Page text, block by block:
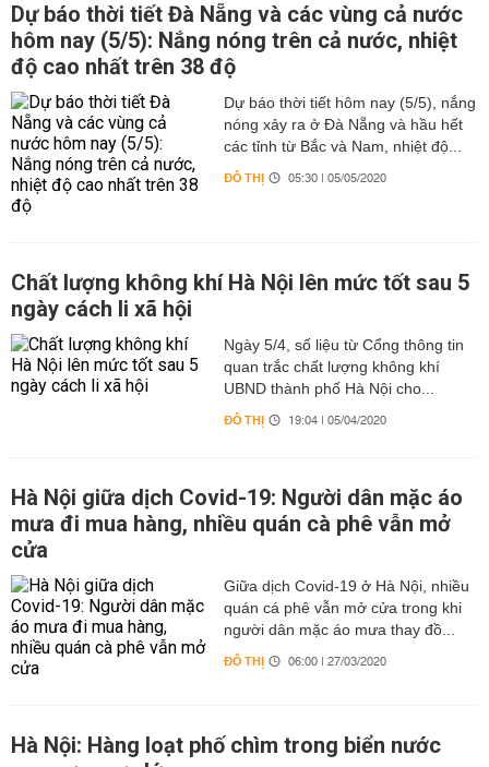
Dự báo thời tiết Đà Nẵng và các vùng cả nước
hôm nay (5/5): Nắng nóng trên cả nước, nhiệt
độ cao nhất trên 38 độ
Dự báo thời tiết hôm nay (5/5), nắng
nóng xảy ra ở Đà Nẵng và hầu hết
các tỉnh từ Bắc và Nam, nhiệt độ...
ĐÔ THỊ 05:30 | 05/05/2020
Chất lượng không khí Hà Nội lên mức tốt sau 5
ngày cách li xã hội
Ngày 5/4, số liệu từ Cổng thông tin
quan trắc chất lượng không khí
UBND thành phố Hà Nội cho...
ĐÔ THỊ 19:04 | 05/04/2020
Hà Nội giữa dịch Covid-19: Người dân mặc áo
mưa đi mua hàng, nhiều quán cà phê vẫn mở
cửa
Giữa dịch Covid-19 ở Hà Nội, nhiều
quán cá phê vẫn mở cửa trong khi
người dân mặc áo mưa thay đồ...
ĐÔ THỊ 06:00 | 27/03/2020
Hà Nội: Hàng loạt phố chìm trong biển nước